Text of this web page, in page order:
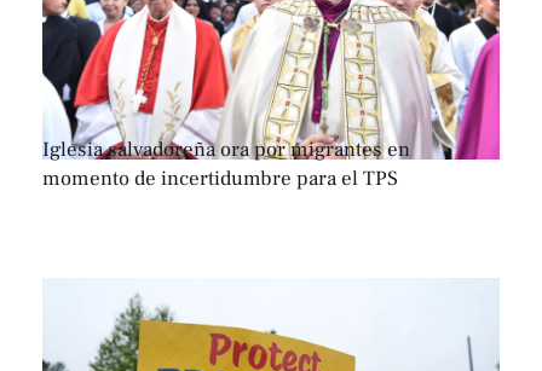
Iglesia salvadoreña ora por migrantes en
momento de incertidumbre para el TPS